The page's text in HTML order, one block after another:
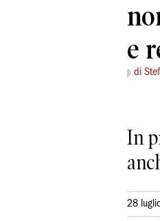
e
di
In
28